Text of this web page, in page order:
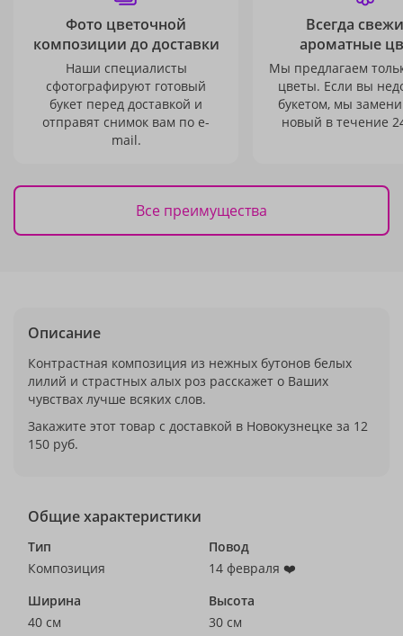
Фото цветочной
композиции до доставки
Наши специалисты
сфотографируют готовый
букет перед доставкой и
отправят снимок вам по e-
mail.
Всегда
ароматные
Мы предлагаем
цветы. Если вы
букетом, мы
новый в течение
Все преимущества
Описание
Контрастная композиция из нежных бутонов белых
лилий и страстных алых роз расскажет о Ваших
чувствах лучше всяких слов.
Закажите этот товар с доставкой в Новокузнецке за 12
150 руб.
Общие характеристики
Тип
Композиция
Повод
14 февраля ❤️
Ширина
40 см
Высота
30 см